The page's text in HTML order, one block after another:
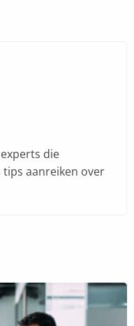
die
aanreiken over